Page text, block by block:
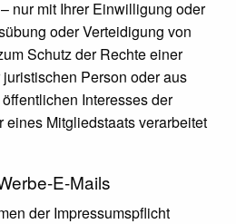
nur mit Ihrer Einwilligung oder
oder Verteidigung von
Schutz der Rechte einer
Person oder aus
Interesses der
Mitgliedstaats verarbeitet
E-Mails
der Impressumspflicht